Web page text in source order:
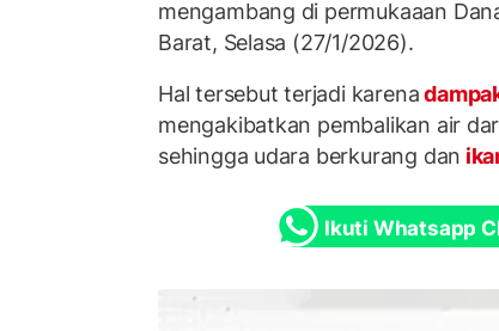
mengambang di permukaaan
Barat, Selasa (27/1/2026).
Hal tersebut terjadi karena
mengakibatkan pembalikan air
sehingga udara berkurang dan
Ikuti Whatsapp